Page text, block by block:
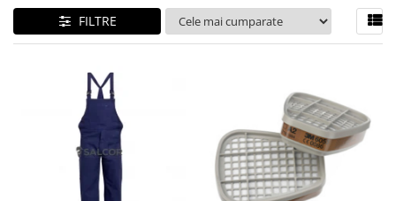
Costum-Salopeta
Halate de lucru
Imbracaminte Femei
Jachete de iarna
Jachete/Bluze Salopeta
FILTRE